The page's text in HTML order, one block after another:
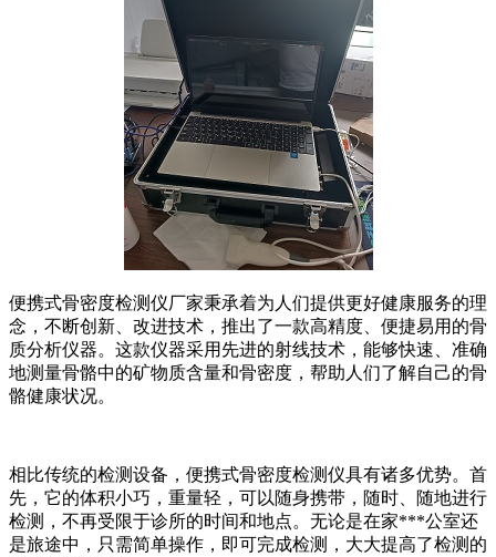
便携式骨密度检测仪厂家秉承着为人们提供更好健康服务的理
念，不断创新、改进技术，推出了一款高精度、便捷易用的骨
质分析仪器。这款仪器采用先进的射线技术，能够快速、准确
地测量骨骼中的矿物质含量和骨密度，帮助人们了解自己的骨
骼健康状况。
相比传统的检测设备，便携式骨密度检测仪具有诸多优势。首
先，它的体积小巧，重量轻，可以随身携带，随时、随地进行
检测，不再受限于诊所的时间和地点。无论是在家***公室还
是旅途中，只需简单操作，即可完成检测，大大提高了检测的